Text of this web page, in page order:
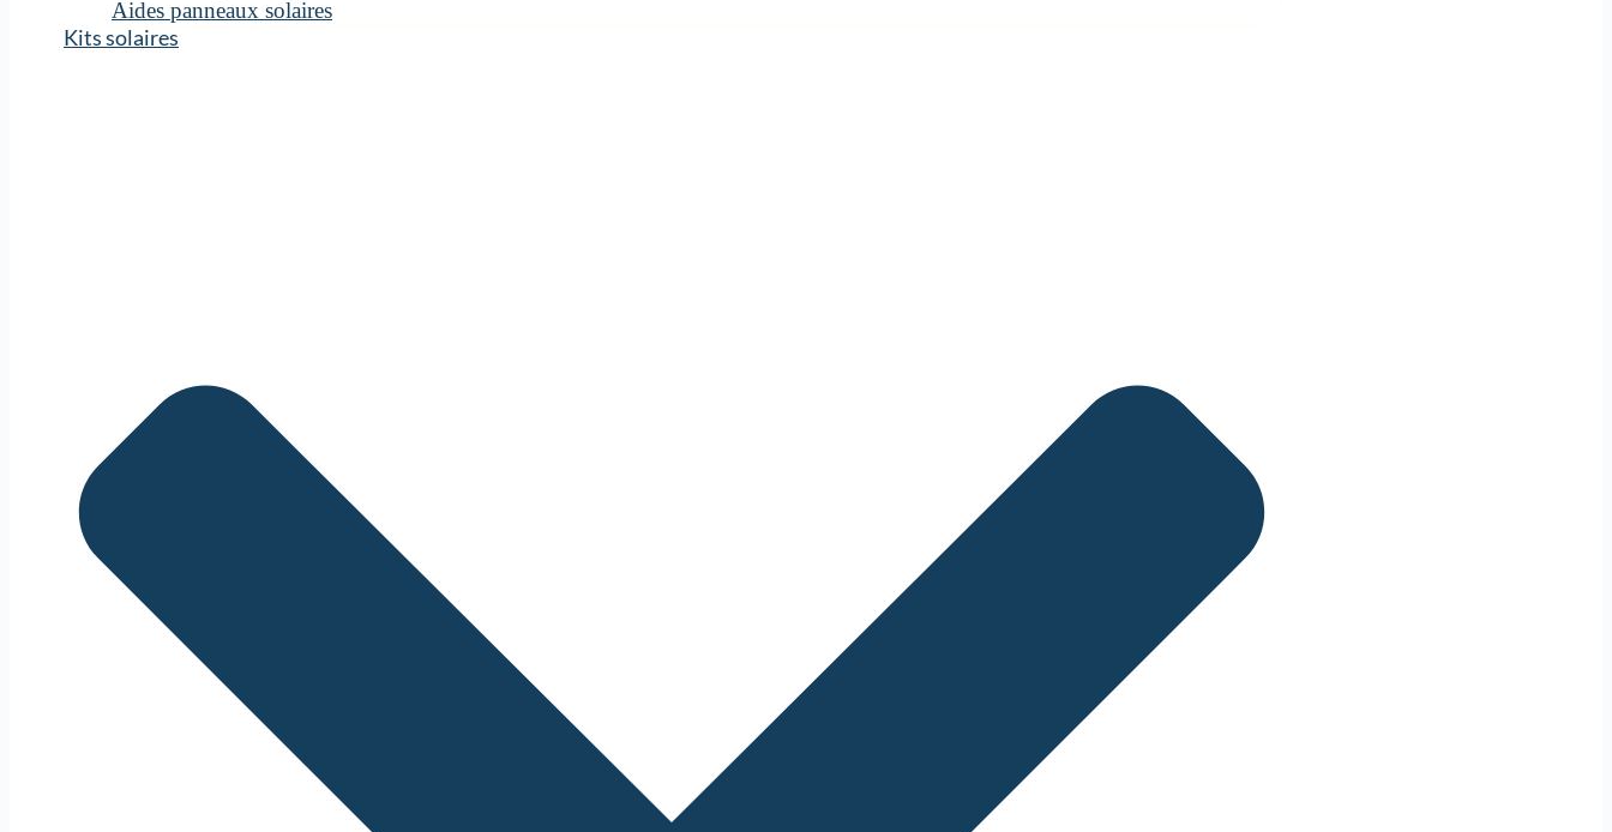
Aides panneaux solaires
Kits solaires